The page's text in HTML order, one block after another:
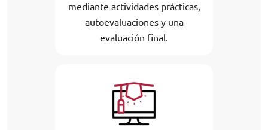
mediante actividades prácticas,
autoevaluaciones y una
evaluación final.